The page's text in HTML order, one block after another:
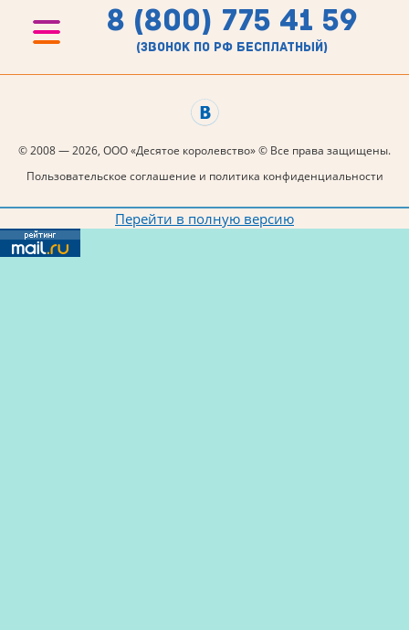
8 (800) 775 41 59
(звонок по рф бесплатный)
© 2008 — 2026, ООО «Десятое королевство» © Все права защищены.
Пользовательское соглашение и политика конфиденциальности
Перейти в полную версию